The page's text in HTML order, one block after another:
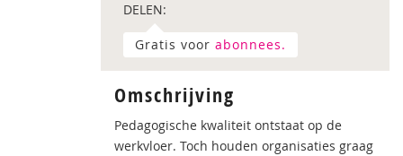
DELEN:
Gratis voor abonnees.
Omschrijving
Pedagogische kwaliteit ontstaat op de
werkvloer. Toch houden organisaties graag